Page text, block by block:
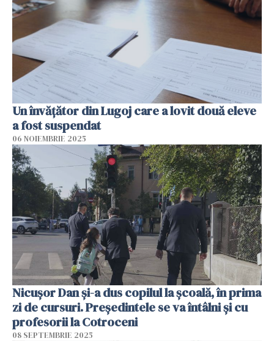
Un învățător din Lugoj care a lovit două eleve
a fost suspendat
06 NOIEMBRIE 2025
Nicușor Dan și-a dus copilul la școală, în prima
zi de cursuri. Președintele se va întâlni și cu
profesorii la Cotroceni
08 SEPTEMBRIE 2025